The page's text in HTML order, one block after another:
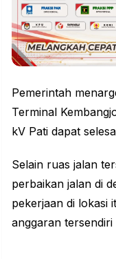
Pemerintah
Terminal
kV Pati dapat
Selain ruas jalan
perbaikan jalan di
pekerjaan di lokasi
anggaran tersendiri